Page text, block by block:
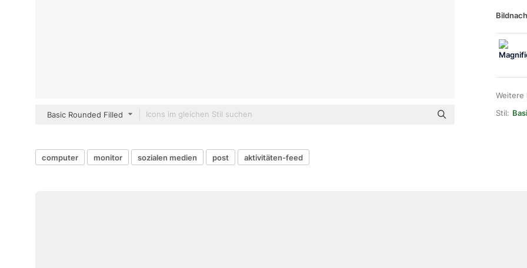
Basic Rounded Filled
Weitere
Stil:
computer monitor sozialen medien post aktivitäten-feed